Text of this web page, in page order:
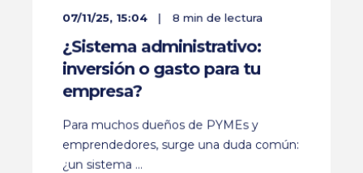
07/11/25, 15:04 8 min de lectura
¿Sistema administrativo:
inversión o gasto para tu
empresa?
Para muchos dueños de PYMEs y
emprendedores, surge una duda común:
¿un sistema ...